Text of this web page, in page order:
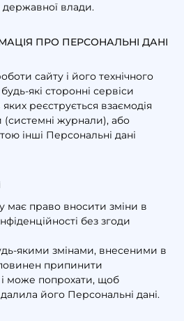
державної влади.
ПРО ПЕРСОНАЛЬНІ ДАНІ
сайту і його технічного
які сторонні сервіси
реєструється взаємодія
(системні журнали), або
інші Персональні дані
має право вносити зміни в
без згоди
якими змінами, внесеними в
припинити
може попрохати, щоб
його Персональні дані.